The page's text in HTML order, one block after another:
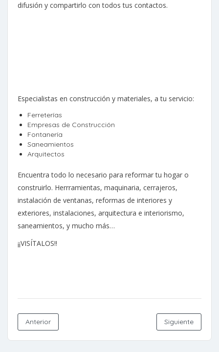
difusión y compartirlo con todos tus contactos.
Especialistas en construcción y materiales, a tu servicio:
Ferreterías
Empresas de Construcción
Fontanería
Saneamientos
Arquitectos
Encuentra todo lo necesario para reformar tu hogar o
construirlo. Herrramientas, maquinaria, cerrajeros,
instalación de ventanas, reformas de interiores y
exteriores, instalaciones, arquitectura e interiorismo,
saneamientos, y mucho más…
¡¡VISÍTALOS!!
Anterior Siguiente